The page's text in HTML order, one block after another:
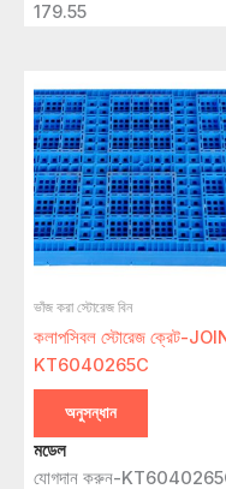
179.55
ভাঁজ করা স্টোরেজ বিন
কলাপসিবল স্টোরেজ ক্রেট-
KT6040265C
অনুসন্ধান
মডেল
যোগদান করুন-